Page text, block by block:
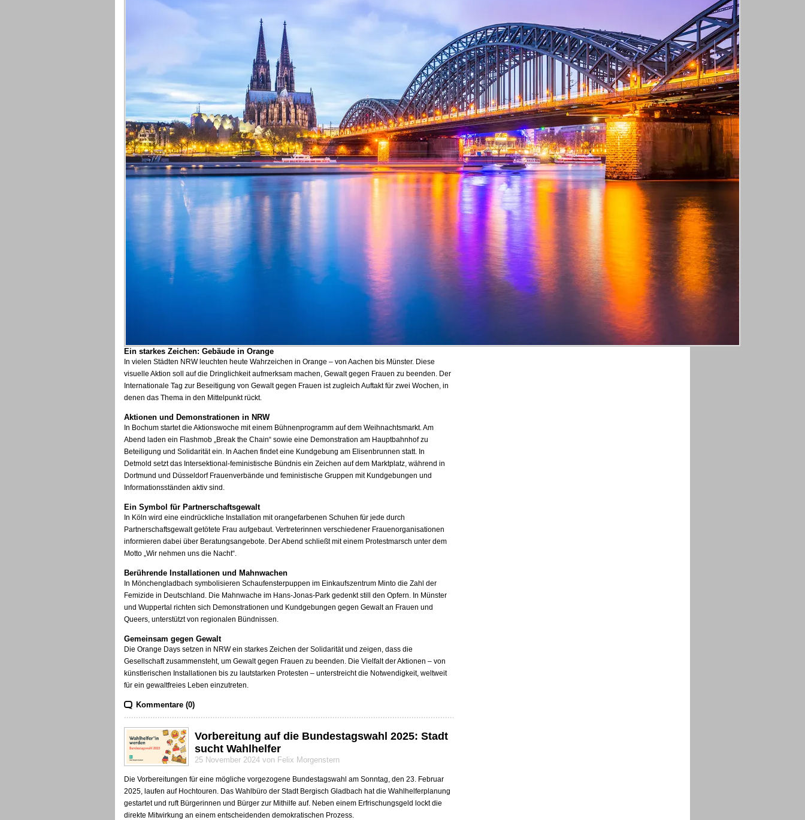
Ein starkes Zeichen: Gebäude in Orange
In vielen Städten NRW leuchten heute Wahrzeichen in Orange – von Aachen bis Münster. Diese
visuelle Aktion soll auf die Dringlichkeit aufmerksam machen, Gewalt gegen Frauen zu beenden. Der
Internationale Tag zur Beseitigung von Gewalt gegen Frauen ist zugleich Auftakt für zwei Wochen, in
denen das Thema in den Mittelpunkt rückt.
Aktionen und Demonstrationen in NRW
In Bochum startet die Aktionswoche mit einem Bühnenprogramm auf dem Weihnachtsmarkt. Am
Abend laden ein Flashmob „Break the Chain“ sowie eine Demonstration am Hauptbahnhof zu
Beteiligung und Solidarität ein. In Aachen findet eine Kundgebung am Elisenbrunnen statt. In
Detmold setzt das Intersektional-feministische Bündnis ein Zeichen auf dem Marktplatz, während in
Dortmund und Düsseldorf Frauenverbände und feministische Gruppen mit Kundgebungen und
Informationsständen aktiv sind.
Ein Symbol für Partnerschaftsgewalt
In Köln wird eine eindrückliche Installation mit orangefarbenen Schuhen für jede durch
Partnerschaftsgewalt getötete Frau aufgebaut. Vertreterinnen verschiedener Frauenorganisationen
informieren dabei über Beratungsangebote. Der Abend schließt mit einem Protestmarsch unter dem
Motto „Wir nehmen uns die Nacht“.
Berührende Installationen und Mahnwachen
In Mönchengladbach symbolisieren Schaufensterpuppen im Einkaufszentrum Minto die Zahl der
Femizide in Deutschland. Die Mahnwache im Hans-Jonas-Park gedenkt still den Opfern. In Münster
und Wuppertal richten sich Demonstrationen und Kundgebungen gegen Gewalt an Frauen und
Queers, unterstützt von regionalen Bündnissen.
Gemeinsam gegen Gewalt
Die Orange Days setzen in NRW ein starkes Zeichen der Solidarität und zeigen, dass die
Gesellschaft zusammensteht, um Gewalt gegen Frauen zu beenden. Die Vielfalt der Aktionen – von
künstlerischen Installationen bis zu lautstarken Protesten – unterstreicht die Notwendigkeit, weltweit
für ein gewaltfreies Leben einzutreten.
Kommentare (0)
Vorbereitung auf die Bundestagswahl 2025: Stadt
sucht Wahlhelfer
25 November 2024 von Felix Morgenstern
Die Vorbereitungen für eine mögliche vorgezogene Bundestagswahl am Sonntag, den 23. Februar
2025, laufen auf Hochtouren. Das Wahlbüro der Stadt Bergisch Gladbach hat die Wahlhelferplanung
gestartet und ruft Bürgerinnen und Bürger zur Mithilfe auf. Neben einem Erfrischungsgeld lockt die
direkte Mitwirkung an einem entscheidenden demokratischen Prozess.